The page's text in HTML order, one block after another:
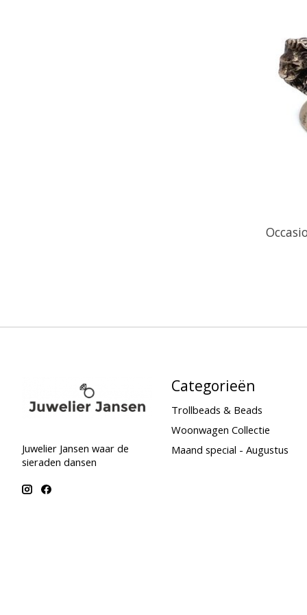
Juwelier Jansen waar de
sieraden dansen
Categorieën
Trollbeads & Beads
Woonwagen Collectie
Maand special - Augustus